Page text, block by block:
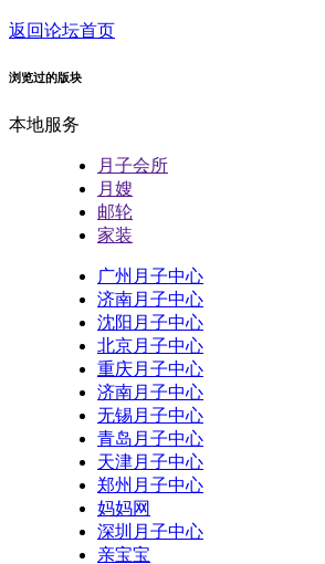
返回论坛首页
浏览过的版块
本地服务
月子会所
月嫂
邮轮
家装
广州月子中心
济南月子中心
沈阳月子中心
北京月子中心
重庆月子中心
济南月子中心
无锡月子中心
青岛月子中心
天津月子中心
郑州月子中心
妈妈网
深圳月子中心
亲宝宝